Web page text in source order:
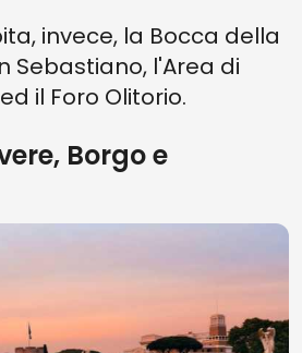
invece, la Bocca della
Sebastiano, l'Area di
il Foro Olitorio.
Borgo e